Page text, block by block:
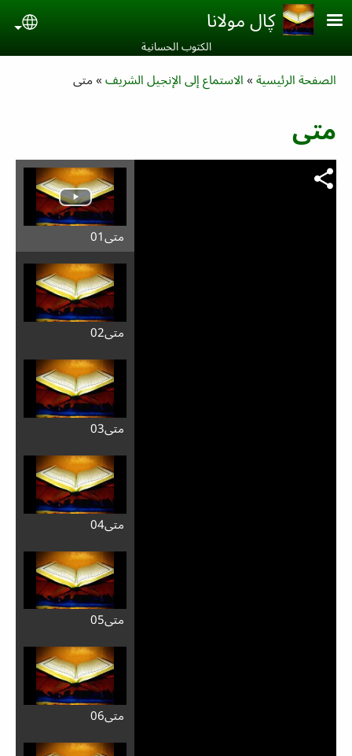
Skip to main content
ڮال مولانا
الكتوب الحسانية‎
Breadcrumb
الصفحة الرئيسية الاستماع إلى الإنجيل الشريف متی
متی
متی01
متی02
متی03
متی04
متی05
متی06